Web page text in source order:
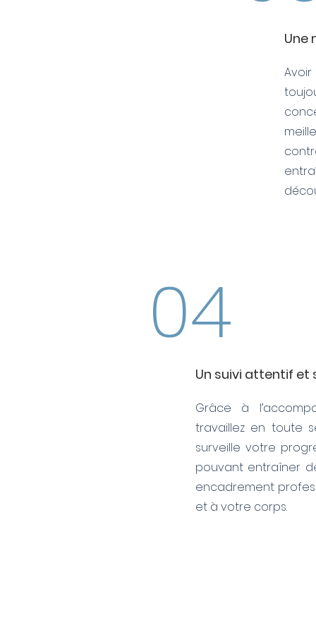
Une
04
Un suivi attentif et
Grâce à
travaillez en toute
surveille votre
pouvant entraîner
encadrement
et à votre corps.